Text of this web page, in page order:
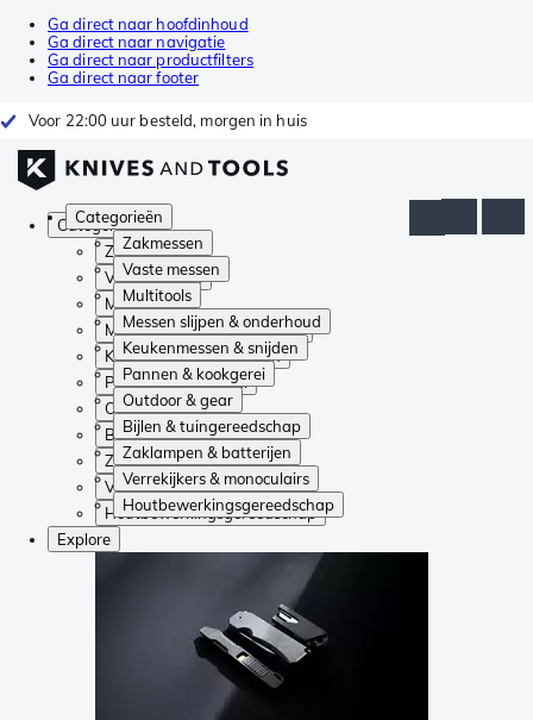
Ga direct naar hoofdinhoud
Ga direct naar navigatie
Ga direct naar productfilters
Ga direct naar footer
Voor 22:00 uur besteld, morgen in huis
Categorieën
Zakmessen
Vaste messen
Multitools
Messen slijpen & onderhoud
Keukenmessen & snijden
Pannen & kookgerei
Outdoor & gear
Bijlen & tuingereedschap
Zaklampen & batterijen
Verrekijkers & monoculairs
Houtbewerkingsgereedschap
Categorieën
Zakmessen
Vaste messen
Multitools
Messen slijpen & onderhoud
Keukenmessen & snijden
Pannen & kookgerei
Outdoor & gear
Bijlen & tuingereedschap
Zaklampen & batterijen
Verrekijkers & monoculairs
Houtbewerkingsgereedschap
Explore